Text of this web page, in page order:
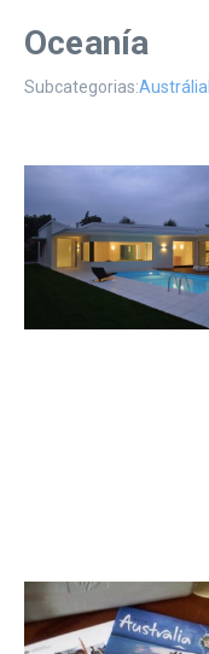
Oceanía
Subcategorias:Austrália